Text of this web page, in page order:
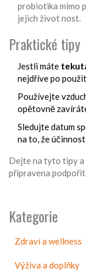
probiotika mimo
jejich život nost.
Praktické tipy
Jestli máte
nejdříve po
Používejte
opětovně
Sledujte datum
na to, že
Dejte na tyto tipy a
připravena
Kategorie
Zdraví a wellness
Výživa a doplňky